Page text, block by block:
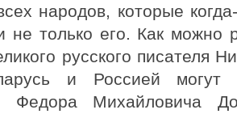
народов, которые
не только его. Как можно
русского писателя
и Россией могут
Федора Михайловича